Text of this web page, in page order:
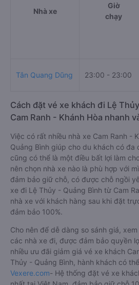
Nhà xe
Giờ
chạy
Tân Quang Dũng 23:00 - 23:00
Cách đặt vé xe khách đi Lệ
Cam Ranh - Khánh Hòa nhanh
Việc có rất nhiều nhà xe Cam Ranh -
Quảng Bình giúp cho du khách có đa
cũng có thể là một điều bất lợi làm
nên chọn nhà xe nào là phù hợp với
đảm bảo giữ chỗ, có được chỗ ngồi
xe đi Lệ Thủy - Quảng Bình từ Cam
nhà xe với khách hàng sau khi đặt
đảm bảo 100%.
Cho nên để dễ dàng so sánh giá,
các nhà xe đi, được đảm bảo quyền
nhiều ưu đãi giảm giá vé xe khách
Thủy - Quảng Bình, hành khách có
Vexere.com- Hệ thống đặt vé xe